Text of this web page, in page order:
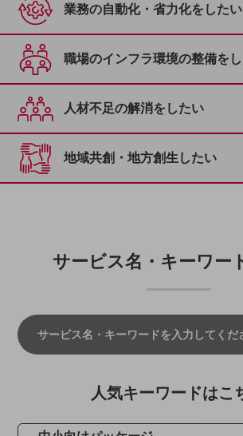
医療・介護
教育
モビリティ
製造・建設業
小売業
キーワードで探す
タフネススマートフォン
5G対応ホームルーター
業務の自動化・省力化をしたい
職場のインフラ環境の整備を
人材不足の解消をしたい
地域共創・地方創生したい
サービス名・キーワー
人気キーワードはこ